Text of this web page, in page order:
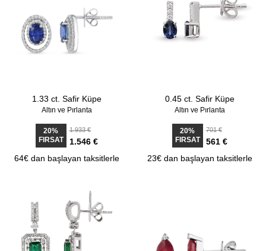
1.33 ct. Safir Küpe
Altın ve Pırlanta
20%
FIRSAT
1.933 €
1.546 €
64€ dan başlayan taksitlerle
0.45 ct. Safir Küpe
Altın ve Pırlanta
20%
FIRSAT
701 €
561 €
23€ dan başlayan taksitlerle